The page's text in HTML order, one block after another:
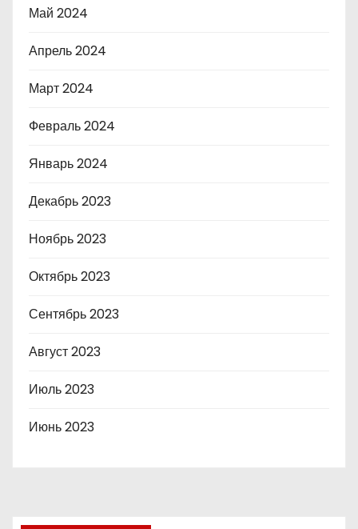
Май 2024
Апрель 2024
Март 2024
Февраль 2024
Январь 2024
Декабрь 2023
Ноябрь 2023
Октябрь 2023
Сентябрь 2023
Август 2023
Июль 2023
Июнь 2023